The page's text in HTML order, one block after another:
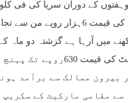
کے دوران سریا کی فی
سے مارکیٹ میں سریا کی
سے مارکیٹ میں سیمنٹ
بیرون ممالک سے برآمد
سے مقامی مارکیٹ کے